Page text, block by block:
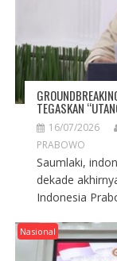
TEGASKAN
16/07/2026
PRABOWO
Saumlaki,
dekade
Indonesia
Nasional